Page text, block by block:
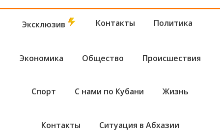
Эксклюзив Контакты Политика
Экономика Общество Происшествия
Спорт С нами по Кубани Жизнь
Контакты Ситуация в Абхазии